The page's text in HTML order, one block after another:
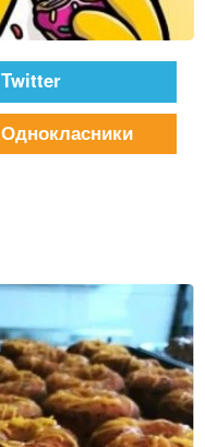
Twitter
Однокласники